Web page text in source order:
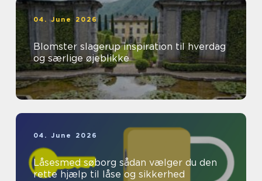
04. June 2026
Blomster slagerup inspiration til hverdag
og særlige øjeblikke
04. June 2026
Låsesmed søborg sådan vælger du den
rette hjælp til låse og sikkerhed